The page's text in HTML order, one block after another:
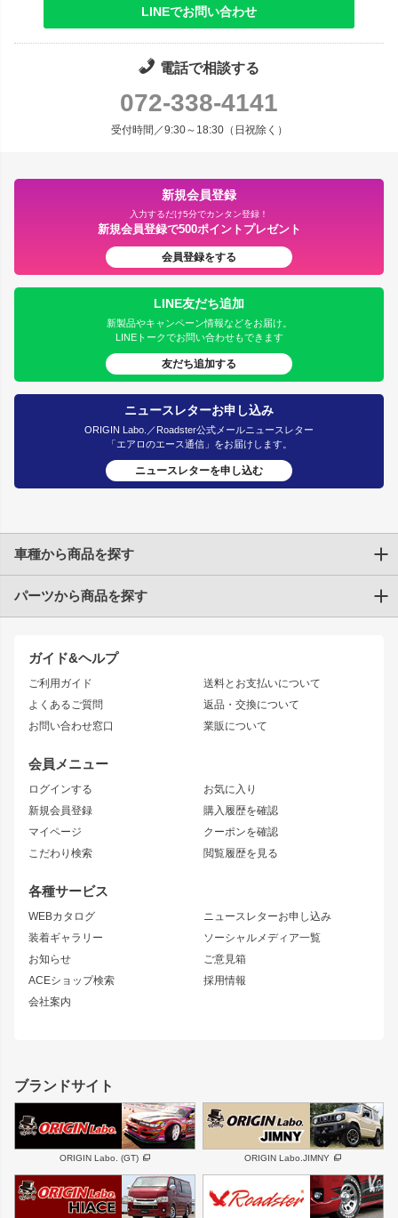
LINEでお問い合わせ
電話で相談する
072-338-4141
受付時間／9:30～18:30（日祝除く）
新規会員登録
入力するだけ5分でカンタン登録！
新規会員登録で500ポイントプレゼント
会員登録をする
LINE友だち追加
新製品やキャンペーン情報などをお届け。
LINEトークでお問い合わせもできます
友だち追加する
ニュースレターお申し込み
ORIGIN Labo.／Roadster公式メールニュースレター
「エアロのエース通信」をお届けします。
ニュースレターを申し込む
ガイド&ヘルプ
ご利用ガイド
よくあるご質問
お問い合わせ窓口
送料とお支払いについて
返品・交換について
業販について
会員メニュー
ログインする
新規会員登録
マイページ
こだわり検索
お気に入り
購入履歴を確認
クーポンを確認
閲覧履歴を見る
各種サービス
WEBカタログ
装着ギャラリー
お知らせ
ACEショップ検索
会社案内
ニュースレターお申し込み
ソーシャルメディア一覧
ご意見箱
採用情報
車種から商品を探す
トヨタ
JZX90 CHASER
JZX110 MARK II
JZX100 MARK II
JZX90 MARK II
トレノ
マークX
アリスト
ソアラ
アルテッツァ
ニッサン
S15 シルビア
S14 シルビア 後期
S13 シルビア
180SX
シルエイティ
ワンビア
ローレル
セフィーロ
キャラバン
スズキ
GS350
SC
スバル 三菱
デリカ D:5
軽自動車 汎用
パーツから商品を探す
エアロシリーズ
ドリフトライン
風神
雷神
レーシングライン
アタックライン
ストリームライン
リアウイング
ジムニーパーツ
ホイール
MUD-S7
MUD-SR7
まつど家 鉄漢
ボンネット
フェンダー
サイドパーツ
リアゲート
メンテナンスパーツ
ハイエースパーツ
ホイール
DAYTONA-RS
DAYTONA-RS NEO
ブランドサイト
ORIGIN Labo. (GT) ORIGIN Labo.JIMNY